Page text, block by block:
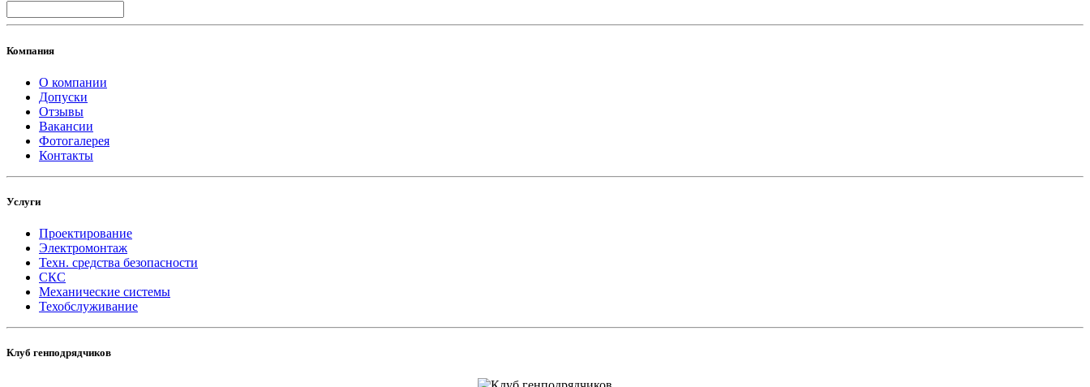
Компания
О компании
Допуски
Отзывы
Вакансии
Фотогалерея
Контакты
Услуги
Проектирование
Электромонтаж
Техн. средства безопасности
СКС
Механические системы
Техобслуживание
Клуб генподрядчиков